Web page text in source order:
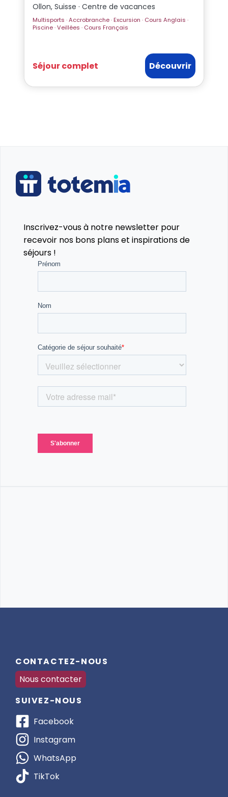
Ollon, Suisse · Centre de vacances
Multisports · Accrobranche · Excursion · Cours Anglais ·
Piscine · Veillées · Cours Français
Séjour complet Découvrir
Inscrivez-vous à notre newsletter pour
recevoir nos bons plans et inspirations de
séjours !
CONTACTEZ-NOUS
Nous contacter
SUIVEZ-NOUS
Facebook
Instagram
WhatsApp
TikTok